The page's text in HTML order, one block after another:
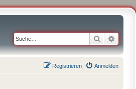
Suche
Anmelden
Registrieren